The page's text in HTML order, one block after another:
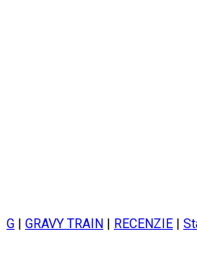
G | GRAVY TRAIN | RECENZIE |